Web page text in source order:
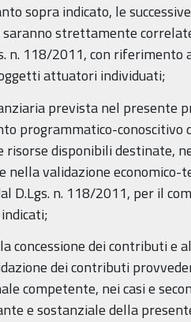
sopra indicato, le
saranno strettamente
n. 118/2011, con riferimento
attuatori individuati;
prevista nel presente
programmatico-conoscitivo
risorse disponibili destinate,
nella validazione
D.Lgs. n. 118/2011, per il
concessione dei contributi e
dei contributi
competente, nei casi e
e sostanziale della